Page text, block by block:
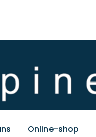
Online-shop